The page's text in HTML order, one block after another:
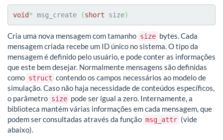
void* msg_create (short size)
Cria uma nova mensagem com tamanho size bytes. Cada
mensagem criada recebe um ID único no sistema. O tipo da
mensagem é definido pelo usuário, e pode conter as informações
que este bem desejar. Normalmente mensagens são definidas
como struct contendo os campos necessários ao modelo de
simulação. Caso não haja necessidade de conteúdos específicos,
o parâmetro size pode ser igual a zero. Internamente, a
biblioteca mantém várias informações em cada mensagem, que
podem ser consultadas através da função msg_attr (vide
abaixo).